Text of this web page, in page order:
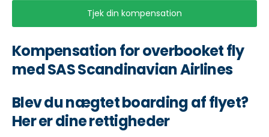
Tjek din kompensation
Kompensation for overbooket fly
med SAS Scandinavian Airlines
Blev du nægtet boarding af flyet?
Her er dine rettigheder